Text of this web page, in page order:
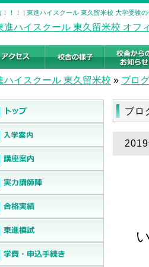
！！！ | 東進ハイスクール 東久留米校 大学受験
ハイスクール 東久留米校 » ブログ
ブロ